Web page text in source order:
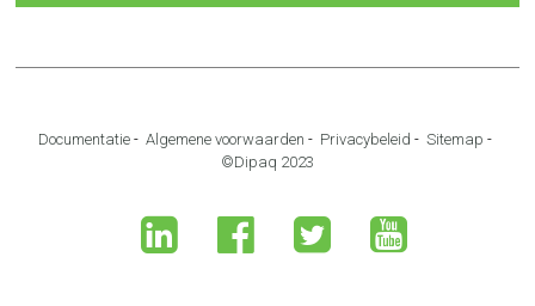
Documentatie -Algemene voorwaarden - Privacybeleid -Sitemap -
©Dipaq 2023